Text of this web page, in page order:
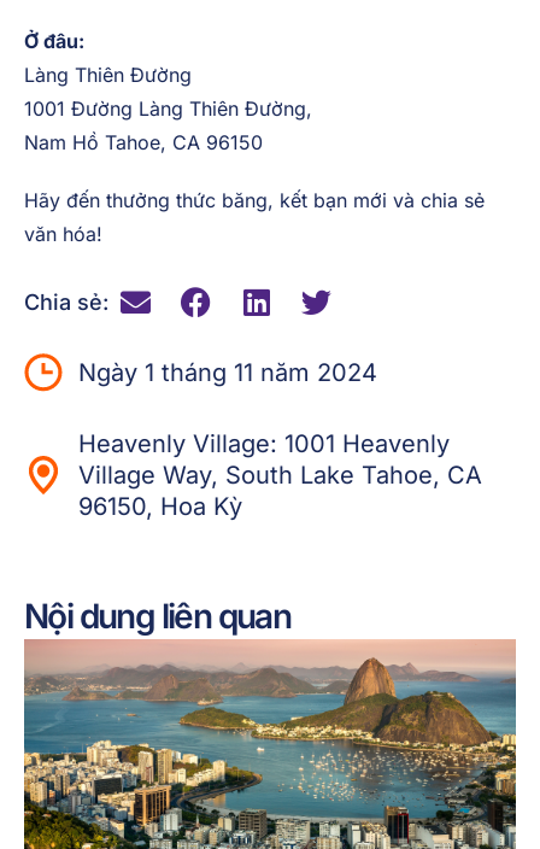
Ở đâu:
Làng Thiên Đường
1001 Đường Làng Thiên Đường,
Nam Hồ Tahoe, CA 96150
Hãy đến thưởng thức băng, kết bạn mới và chia sẻ
văn hóa!
Chia sẻ:
Ngày 1 tháng 11 năm 2024
Heavenly Village: 1001 Heavenly
Village Way, South Lake Tahoe, CA
96150, Hoa Kỳ
Nội dung liên quan